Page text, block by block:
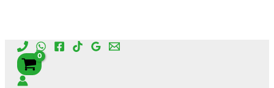
Aller
contenu